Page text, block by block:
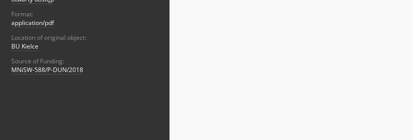
Format:
application/pdf
Location of original object:
BU Kielce
Source of Funding:
MNiSW-588/P-DUN/2018